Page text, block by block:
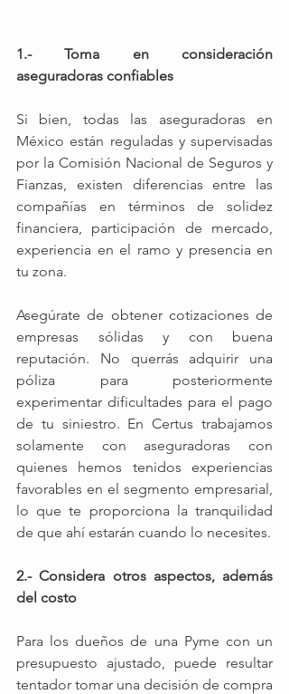
1.- Toma en consideración
aseguradoras confiables
Si bien, todas las aseguradoras en
México están reguladas y supervisadas
por la Comisión Nacional de Seguros y
Fianzas, existen diferencias entre las
compañías en términos de solidez
financiera, participación de mercado,
experiencia en el ramo y presencia en
tu zona.
Asegúrate de obtener cotizaciones de
empresas sólidas y con buena
reputación. No querrás adquirir una
póliza para posteriormente
experimentar dificultades para el pago
de tu siniestro. En Certus trabajamos
solamente con aseguradoras con
quienes hemos tenidos experiencias
favorables en el segmento empresarial,
lo que te proporciona la tranquilidad
2.- Considera otros aspectos, además
del costo
Para los dueños de una Pyme con un
presupuesto ajustado, puede resultar
tentador tomar una decisión de compra